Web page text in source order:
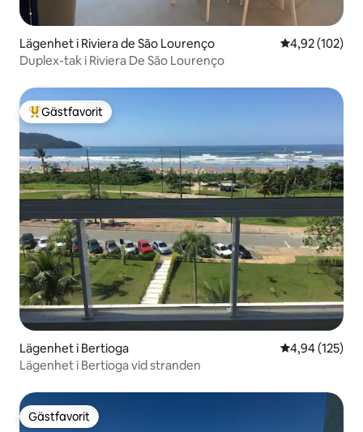
Lägenhet i Riviera de São Lourenço 4,92 av 5 i
4,92 (102)
Duplex-tak i Riviera De São Lourenço
Populär gästfavorit
Gästfavorit
Lägenhet i Bertioga 4,94 av 5 i
4,94 (125)
Lägenhet i Bertioga vid stranden
Gästfavorit
Gästfavorit